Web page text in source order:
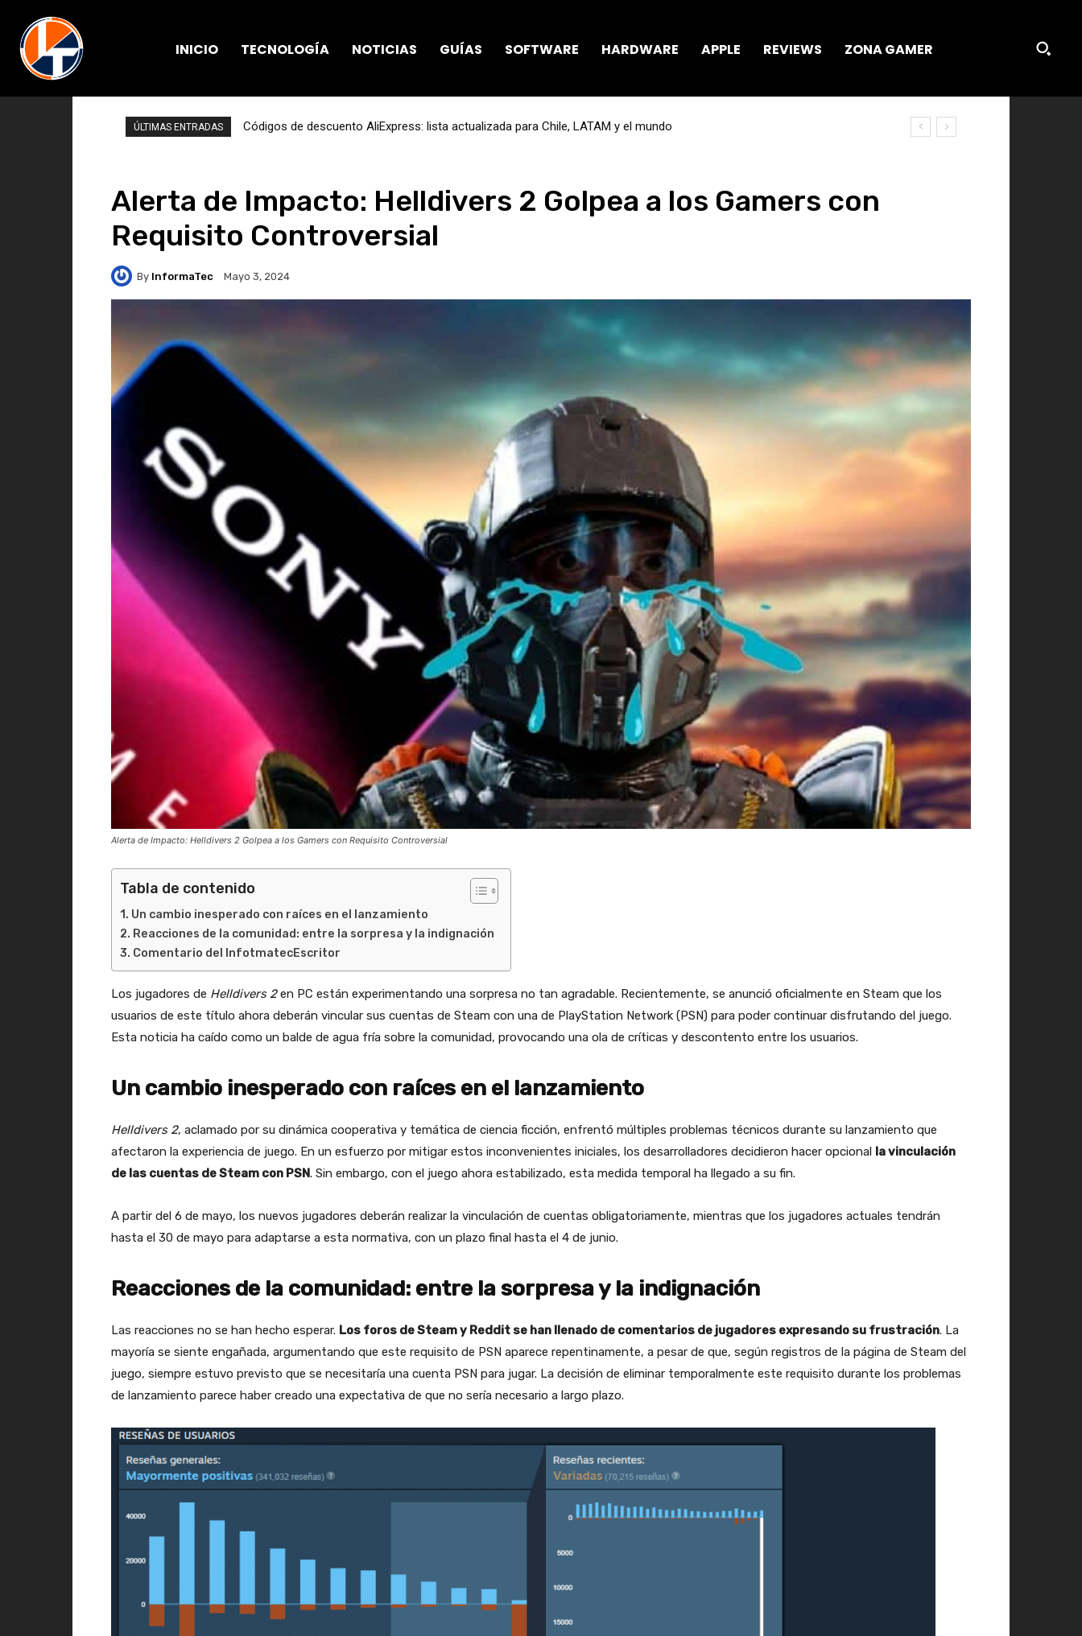
INICIO TECNOLOGÍA NOTICIAS GUÍAS SOFTWARE HARDWARE APPLE REVIEWS ZONA GAMER
ÚLTIMAS ENTRADAS Códigos de descuento AliExpress: lista actualizada para Chile, LATAM y el mundo
Alerta de Impacto: Helldivers 2 Golpea a los Gamers con
Requisito Controversial
By InformaTec Mayo 3, 2024
Alerta de Impacto: Helldivers 2 Golpea a los Gamers con Requisito Controversial
Tabla de contenido
Un cambio inesperado con raíces en el lanzamiento
Reacciones de la comunidad: entre la sorpresa y la indignación
Comentario del InfotmatecEscritor
Los jugadores de Helldivers 2en PC están experimentando una sorpresa no tan agradable. Recientemente, se anunció oficialmente en Steam que los
usuarios de este título ahora deberán vincular sus cuentas de Steam con una de PlayStation Network (PSN) para poder continuar disfrutando del juego.
Esta noticia ha caído como un balde de agua fría sobre la comunidad, provocando una ola de críticas y descontento entre los usuarios.
Un cambio inesperado con raíces en el lanzamiento
Helldivers 2, aclamado por su dinámica cooperativa y temática de ciencia ficción, enfrentó múltiples problemas técnicos durante su lanzamiento que
afectaron la experiencia de juego. En un esfuerzo por mitigar estos inconvenientes iniciales, los desarrolladores decidieron hacer opcional la vinculación
de las cuentas de Steam con PSN. Sin embargo, con el juego ahora estabilizado, esta medida temporal ha llegado a su fin.
A partir del 6 de mayo, los nuevos jugadores deberán realizar la vinculación de cuentas obligatoriamente, mientras que los jugadores actuales tendrán
hasta el 30 de mayo para adaptarse a esta normativa, con un plazo final hasta el 4 de junio.
Reacciones de la comunidad: entre la sorpresa y la indignación
Las reacciones no se han hecho esperar. Los foros de Steam y Reddit se han llenado de comentarios de jugadores expresando su frustración. La
mayoría se siente engañada, argumentando que este requisito de PSN aparece repentinamente, a pesar de que, según registros de la página de Steam del
juego, siempre estuvo previsto que se necesitaría una cuenta PSN para jugar. La decisión de eliminar temporalmente este requisito durante los problemas
de lanzamiento parece haber creado una expectativa de que no sería necesario a largo plazo.